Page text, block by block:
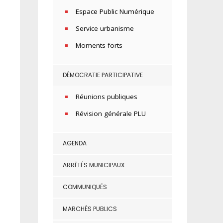
Espace Public Numérique
Service urbanisme
Moments forts
DÉMOCRATIE PARTICIPATIVE
Réunions publiques
Révision générale PLU
AGENDA
ARRÊTÉS MUNICIPAUX
COMMUNIQUÉS
MARCHÉS PUBLICS